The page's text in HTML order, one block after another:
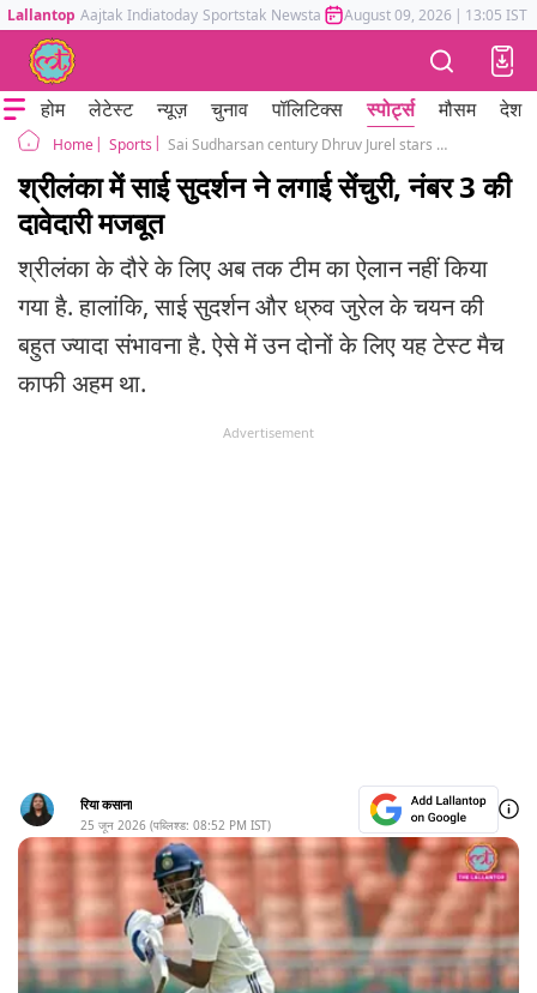
Lallantop Aajtak Indiatoday Sportstak Newstak Mumbai Tak Astrotak
August 09, 2026 | 13:05 IST
होम लेटेस्ट न्यूज़ चुनाव पॉलिटिक्स स्पोर्ट्स मौसम देश
Home Sports Sai Sudharsan century Dhruv Jurel stars India A sri lanka
श्रीलंका में साई सुदर्शन ने लगाई सेंचुरी, नंबर 3 की
दावेदारी मजबूत
श्रीलंका के दौरे के लिए अब तक टीम का ऐलान नहीं किया
गया है. हालांकि, साई सुदर्शन और ध्रुव जुरेल के चयन की
बहुत ज्यादा संभावना है. ऐसे में उन दोनों के लिए यह टेस्ट मैच
काफी अहम था.
Advertisement
रिया कसाना
25 जून 2026 (पब्लिश्ड: 08:52 PM IST)